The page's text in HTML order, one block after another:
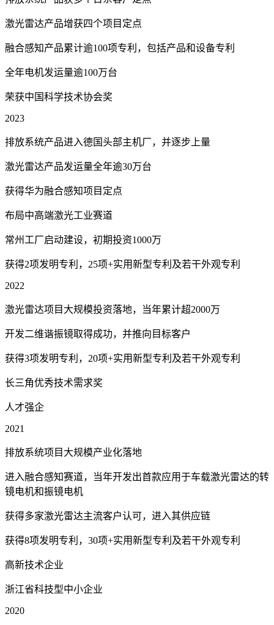
激光雷达产品增获四个项目定点
融合感知产品累计逾100项专利，包括产品和设备专利
全年电机发运量逾100万台
荣获中国科学技术协会奖
2023
排放系统产品进入德国头部主机厂，并逐步上量
激光雷达产品发运量全年逾30万台
获得华为融合感知项目定点
布局中高端激光工业赛道
常州工厂启动建设，初期投资1000万
获得2项发明专利，25项+实用新型专利及若干外观专利
2022
激光雷达项目大规模投资落地，当年累计超2000万
开发二维谐振镜取得成功，并推向目标客户
获得3项发明专利，20项+实用新型专利及若干外观专利
长三角优秀技术需求奖
人才强企
2021
排放系统项目大规模产业化落地
进入融合感知赛道，当年开发出首款应用于车载激光雷达的转
镜电机和振镜电机
获得多家激光雷达主流客户认可，进入其供应链
获得8项发明专利，30项+实用新型专利及若干外观专利
高新技术企业
浙江省科技型中小企业
2020